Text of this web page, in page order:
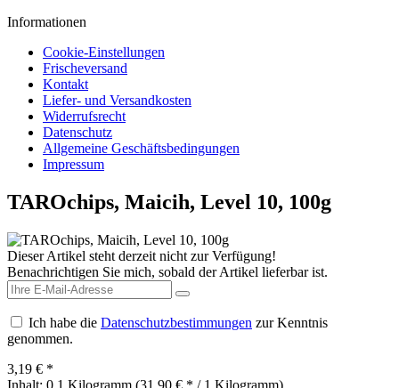
Informationen
Cookie-Einstellungen
Frischeversand
Kontakt
Liefer- und Versandkosten
Widerrufsrecht
Datenschutz
Allgemeine Geschäftsbedingungen
Impressum
TAROchips, Maicih, Level 10, 100g
Dieser Artikel steht derzeit nicht zur Verfügung!
Benachrichtigen Sie mich, sobald der Artikel lieferbar ist.
Ich habe die Datenschutzbestimmungen zur Kenntnis
genommen.
3,19 € *
Inhalt: 0.1 Kilogramm (31,90 € * / 1 Kilogramm)